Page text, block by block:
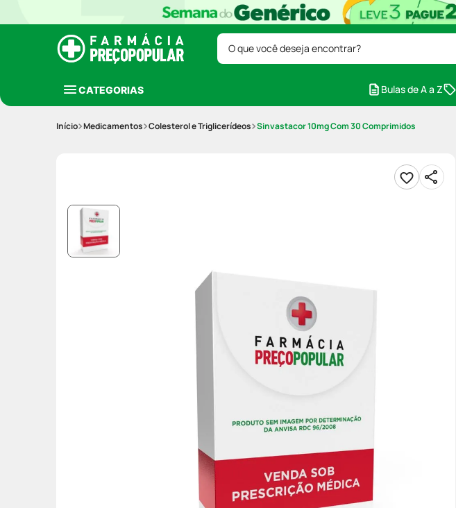
O que você deseja encontrar?
CATEGORIAS Bulas de A a Z
Medicamentos Colesterol e Triglicerídeos Sinvastacor 10mg Com 30 Comprimidos